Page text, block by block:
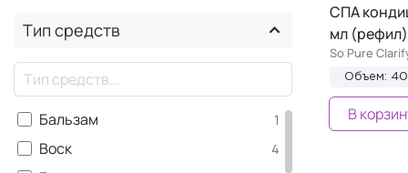
Восстанавливающий комплекс
Восстанавливающий комплекс 3
Комплекс "Забота о цвете" 3
Обновляющий комплекс 3
Успокаивающий комплекс 3
Для мужчин 21
Аксессуары 2
Тип средств
Бальзам 1
Воск 4
СПА
мл (рефил)
So Pure
Объем:
В